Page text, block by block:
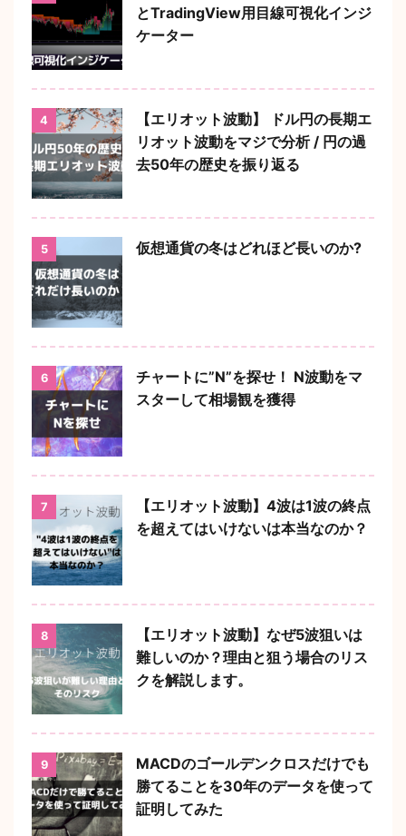
とTradingView用目線可視化インジ
ケーター
4
【エリオット波動】 ドル円の長期エ
リオット波動をマジで分析 / 円の過
去50年の歴史を振り返る
5 仮想通貨の冬はどれほど長いのか?
6
チャートに”N”を探せ！ N波動をマ
スターして相場観を獲得
7
【エリオット波動】4波は1波の終点
を超えてはいけないは本当なのか？
8
【エリオット波動】なぜ5波狙いは
難しいのか？理由と狙う場合のリス
クを解説します。
9
MACDのゴールデンクロスだけでも
勝てることを30年のデータを使って
証明してみた